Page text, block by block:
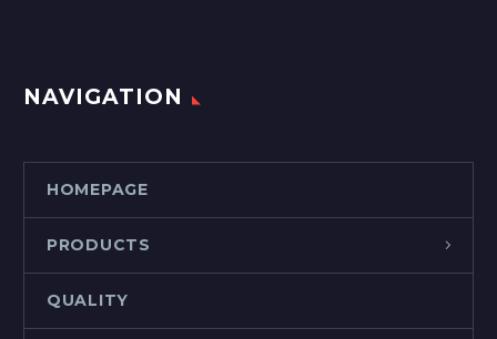
NAVIGATION
HOMEPAGE
PRODUCTS
QUALITY